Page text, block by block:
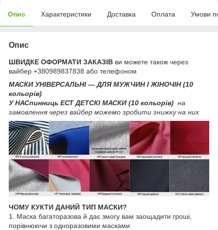
Опис Характеристики Доставка Оплата Умови
Опис
ШВИДКЕ ОФОРМАТИ ЗАКАЗІВ ви можете також через
вайбер +380989837838 або телефоном
МАСКИ УНІВЕРСАЛЬНІ — ДЛЯ МУЖЧИН І ЖІНОЧІН (10
кольорів)
У НАСпинниць ЕСТ ДЕТСКІ МАСКИ (10 кольорів) на
замовлення через вайбер можемо зробити знижку на них
ЧОМУ КУКТИ ДАНИЙ ТИП МАСКИ?
1. Маска багаторазова й дає змогу вам заощадити гроші,
порівнюючи з одноразовими масками